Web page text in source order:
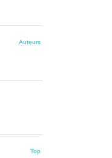
Auteurs
Top